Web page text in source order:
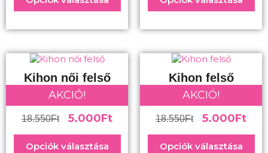
Kihon női felső
AKCIÓ!
18.550Ft 5.000Ft
Opciók választása
Kihon felső
AKCIÓ!
18.550Ft 5.000Ft
Opciók választása